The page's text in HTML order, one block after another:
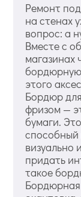
Ремонт
на стенах
вопрос: а
Вместе с
магазинах
этого
Бордюр
фризом —
бумаги.
способный
визуально
придать
такое